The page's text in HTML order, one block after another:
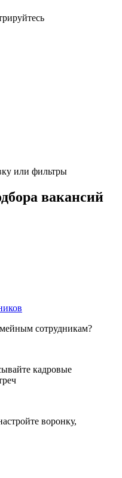
или фильтры
вакансий
сотрудникам?
кадровые
воронку,